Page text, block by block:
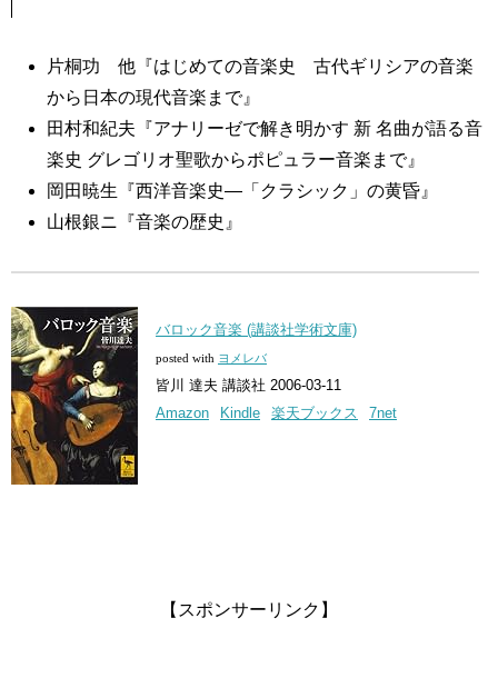
片桐功 他『はじめての音楽史 古代ギリシアの音楽
から日本の現代音楽まで』
田村和紀夫『アナリーゼで解き明かす 新 名曲が語る音
楽史 グレゴリオ聖歌からポピュラー音楽まで』
岡田暁生『西洋音楽史―「クラシック」の黄昏』
山根銀ニ『音楽の歴史』
バロック音楽 (講談社学術文庫)
posted with ヨメレバ
皆川 達夫 講談社 2006-03-11
Amazon
Kindle 楽天ブックス 7net
【スポンサーリンク】